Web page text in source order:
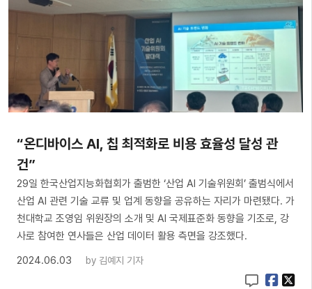
“온디바이스 AI, 칩 최적화로 비용 효율성 달성 관
건”
29일 한국산업지능화협회가 출범한 ‘산업 AI 기술위원회’ 출범식에서
산업 AI 관련 기술 교류 및 업계 동향을 공유하는 자리가 마련됐다. 가
천대학교 조영임 위원장의 소개 및 AI 국제표준화 동향을 기조로, 강
사로 참여한 연사들은 산업 데이터 활용 측면을 강조했다.
2024.06.03
by 김예지 기자